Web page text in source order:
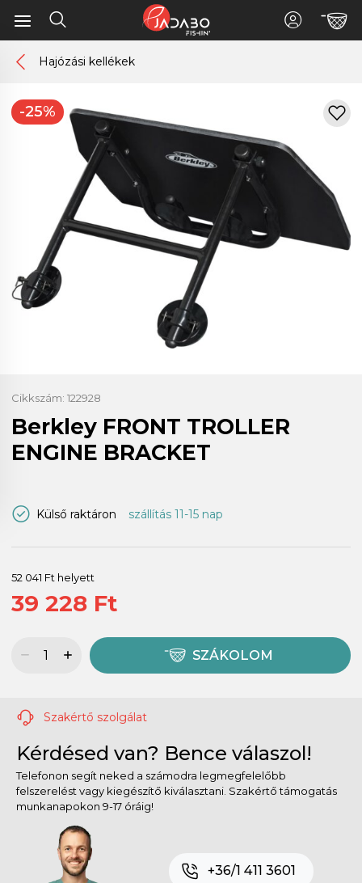
Hajózási kellékek
-25%
Cikkszám: 122928
Berkley FRONT TROLLER
ENGINE BRACKET
Külső raktáron szállítás 11-15 nap
52 041 Ft helyett
39 228 Ft
SZÁKOLOM
Szakértő szolgálat
Kérdésed van? Bence válaszol!
Telefonon segít neked a számodra legmegfelelőbb
felszerelést vagy kiegészítő kiválasztani. Szakértő támogatás
munkanapokon 9-17 óráig!
+36/1 411 3601